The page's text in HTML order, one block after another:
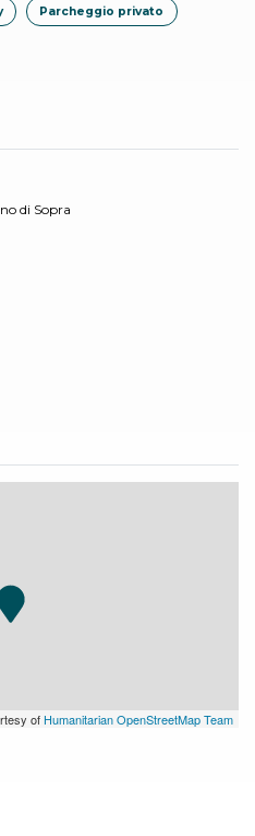
Parcheggio privato
di Sopra
of Humanitarian OpenStreetMap Team